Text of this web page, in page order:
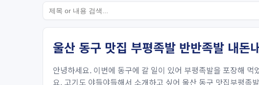
울산 동구 맛집 부평족발 반반족발 내돈
안녕하세요. 이번에 동구에 갈 일이 있어 부평족발을 포장해
요. 고기도 야들야들해서 소개하고 싶어 울산 동구 맛집부평